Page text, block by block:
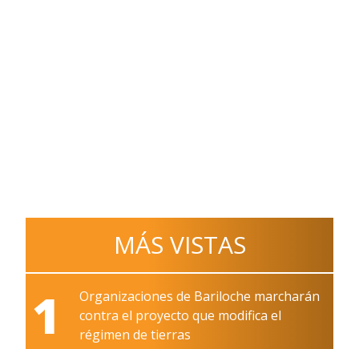
MÁS VISTAS
1
Organizaciones de Bariloche marcharán
contra el proyecto que modifica el
régimen de tierras